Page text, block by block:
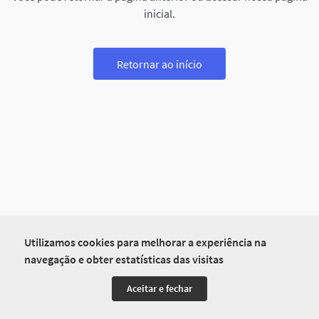
Utilizamos cookies para melhorar a experiência na
navegação e obter estatísticas das visitas
Aceitar e fechar
inicial.
Retornar ao início